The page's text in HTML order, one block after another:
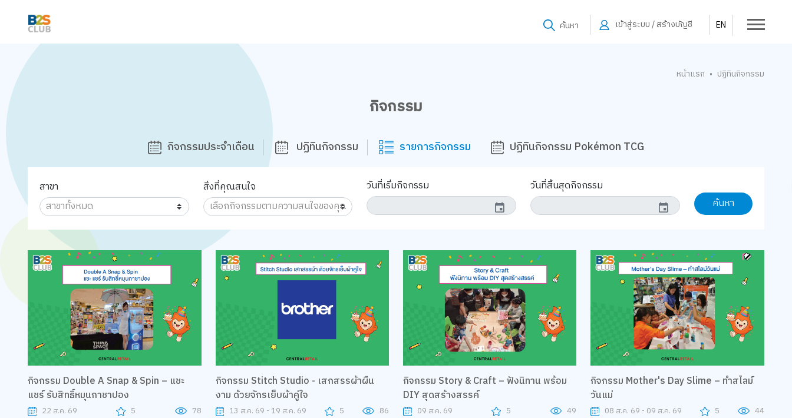
ค้นหา เข้าสู่ระบบ / สร้างบัญชี EN
หน้าแรก • ปฏิทินกิจกรรม
กิจกรรม
กิจกรรมประจำเดือน ปฏิทินกิจกรรม รายการกิจกรรม ปฏิทินกิจกรรม Pokémon TCG
สาขา สิ่งที่คุณสนใจ วันที่เริ่มกิจกรรม
event
วันที่สิ้นสุดกิจกรรม
event ค้นหา
กิจกรรม Double A Snap & Spin – แชะ
แชร์ รับสิทธิ์หมุนกาชาปอง
22 ส.ค. 69 5 78
กิจกรรม Stitch Studio - เสกสรรผ้าผืน
งาม ด้วยจักรเย็บผ้าคู่ใจ
13 ส.ค. 69 - 19 ส.ค. 69 5 86
กิจกรรม Story & Craft – ฟังนิทาน พร้อม
DIY สุดสร้างสรรค์
09 ส.ค. 69 5 49
กิจกรรม Mother's Day Slime – ทำสไลม์
วันแม่
08 ส.ค. 69 - 09 ส.ค. 69 5 44